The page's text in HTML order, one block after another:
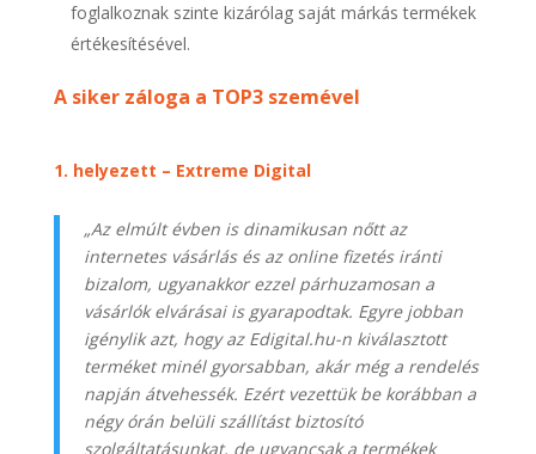
foglalkoznak szinte kizárólag saját márkás termékek
értékesítésével.
A siker záloga a TOP3 szemével
1. helyezett – Extreme Digital
„Az elmúlt évben is dinamikusan nőtt az
internetes vásárlás és az online fizetés iránti
bizalom, ugyanakkor ezzel párhuzamosan a
vásárlók elvárásai is gyarapodtak. Egyre jobban
igénylik azt, hogy az Edigital.hu-n kiválasztott
terméket minél gyorsabban, akár még a rendelés
napján átvehessék. Ezért vezettük be korábban a
négy órán belüli szállítást biztosító
szolgáltatásunkat, de ugyancsak a termékek